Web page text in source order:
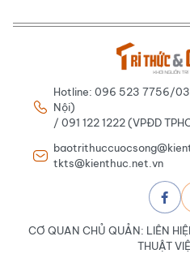
Hotline: 096 523 7756/
Nội)
/ 091 122 1222 (VPĐD
tkts@kienthuc.net.vn
CƠ QUAN CHỦ QUẢN: LIÊN
THUẬT